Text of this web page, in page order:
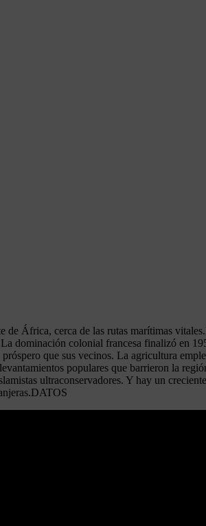
de África, cerca de las rutas marítimas
dominación colonial francesa finalizó en
que sus vecinos. La agricultura
populares que barrieron la
ultraconservadores. Y hay un